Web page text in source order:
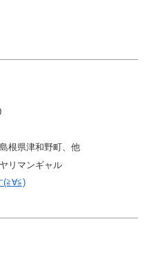
島根県津和野町、他
ヤリマンギャル
(≧∀≦)